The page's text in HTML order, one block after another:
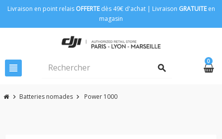
Livraison en point relais OFFERTEdès 49€ d'achat | Livraison GRATUITEen
magasin
view_headline search
0
chevron_right Batteries nomades chevron_right Power 1000